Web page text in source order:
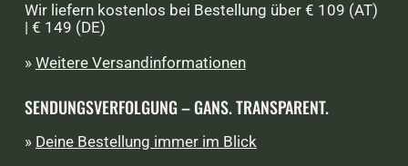
Wir liefern kostenlos bei Bestellung über € 109 (AT)
| € 149 (DE)
» Weitere Versandinformationen
SENDUNGSVERFOLGUNG – GANS. TRANSPARENT.
» Deine Bestellung immer im Blick